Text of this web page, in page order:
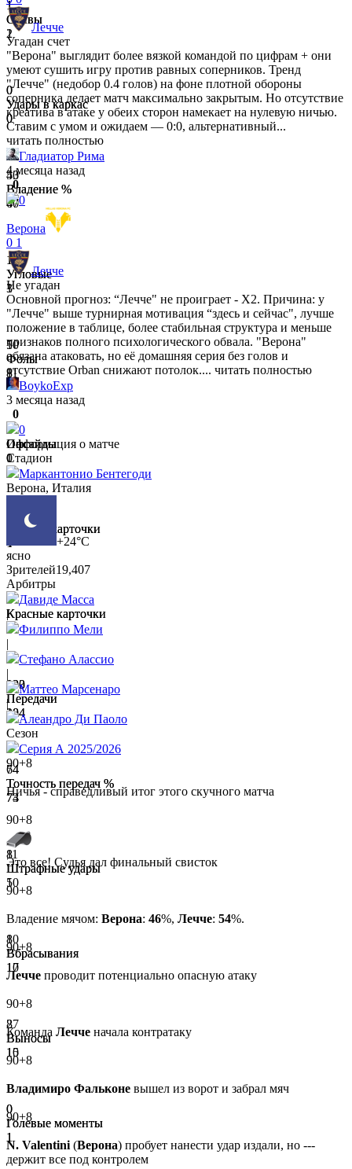
1
Сейвы
1
0
Удары в каркас
0
53
Владение %
47
1
Угловые
1
5
Фолы
11
0
Офсайды
1
Желтые карточки
1
0
Красные карточки
0
200
Передачи
184
74
Точность передач %
73
11
Штрафные удары
5
10
Вбрасывания
17
8
Выносы
15
0
Голевые моменты
1
1
Сейвы
2
0
Удары в каркас
0
40
Владение %
60
1
Угловые
3
10
Фолы
8
3
Офсайды
0
Желтые карточки
4
0
Красные карточки
0
133
Передачи
204
64
Точность передач %
74
8
Штрафные удары
10
8
Вбрасывания
10
27
Выносы
10
0
Голевые моменты
1
Лечче
Угадан счет
"Верона" выглядит более вязкой командой по цифрам + они
умеют сушить игру против равных соперников. Тренд
"Лечче" (недобор 0.4 голов) на фоне плотной обороны
соперника делает матч максимально закрытым. Но отсутствие
креатива в атаке у обеих сторон намекает на нулевую ничью.
Ставим с умом и ожидаем — 0:0, альтернативный...
читать полностью
Гладиатор Рима
4 месяца назад
0
0
Верона
0 1
Лечче
Не угадан
Основной прогноз: “Лечче" не проиграет - X2. Причина: у
"Лечче" выше турнирная мотивация “здесь и сейчас", лучше
положение в таблице, более стабильная структура и меньше
признаков полного психологического обвала. "Верона"
обязана атаковать, но её домашняя серия без голов и
отсутствие Orban снижают потолок.... читать полностью
BoykoExp
3 месяца назад
0
0
Информация о матче
Стадион
Маркантонио Бентегоди
Верона, Италия
+24°C
ясно
Зрителей19,407
Арбитры
Давиде Масса
|
Филиппо Мели
|
Стефано Алассио
|
Маттео Марсенаро
|
Алеандро Ди Паоло
Сезон
Серия А 2025/2026
90+8
Ничья - справедливый итог этого скучного матча
90+8
Это все! Судья дал финальный свисток
90+8
Владение мячом: Верона: 46%, Лечче: 54%.
90+8
Лечче проводит потенциально опасную атаку
90+8
Команда Лечче начала контратаку
90+8
Владимиро Фальконе вышел из ворот и забрал мяч
90+8
N. Valentini (Верона) пробует нанести удар издали, но ---
держит все под контролем